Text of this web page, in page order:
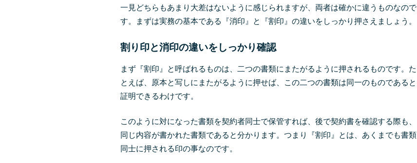
一見どちらもあまり大差はないように感じられますが、両者は確かに違うものなので
す。まずは実務の基本である『消印』と『割印』の違いをしっかり押さえましょう。
割り印と消印の違いをしっかり確認
まず『割印』と呼ばれるものは、二つの書類にまたがるように押されるものです。た
とえば、原本と写しにまたがるように押せば、この二つの書類は同一のものであると
証明できるわけです。
このように対になった書類を契約者同士で保管すれば、後で契約書を確認する際も、
同じ内容が書かれた書類であると分かります。つまり『割印』とは、あくまでも書類
同士に押される印の事なのです。